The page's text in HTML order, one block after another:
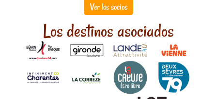
Ver los socios
Los destinos asociados